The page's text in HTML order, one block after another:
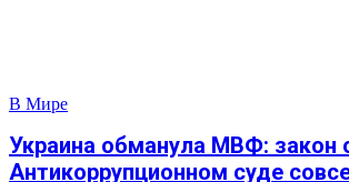
В Мире
Украина обманула МВФ: закон
Антикоррупционном суде